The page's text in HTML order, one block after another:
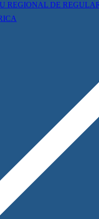
REGIONAL DE